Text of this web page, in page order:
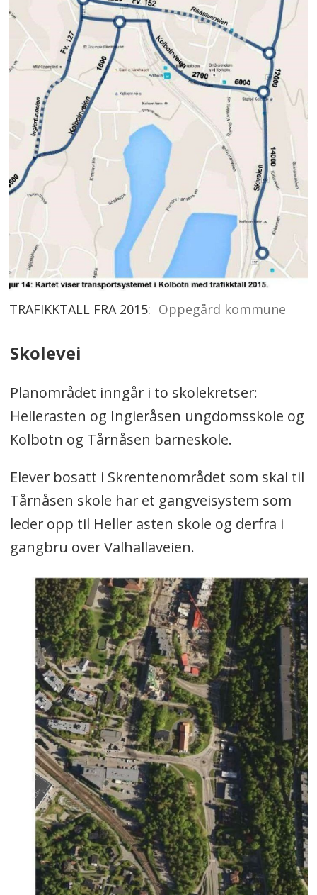
TRAFIKKTALL FRA 2015: Oppegård kommune
Skolevei
Planområdet inngår i to skolekretser:
Hellerasten og Ingieråsen ungdomsskole og
Kolbotn og Tårnåsen barneskole.
Elever bosatt i Skrentenområdet som skal til
Tårnåsen skole har et gangveisystem som
leder opp til Heller asten skole og derfra i
gangbru over Valhallaveien.